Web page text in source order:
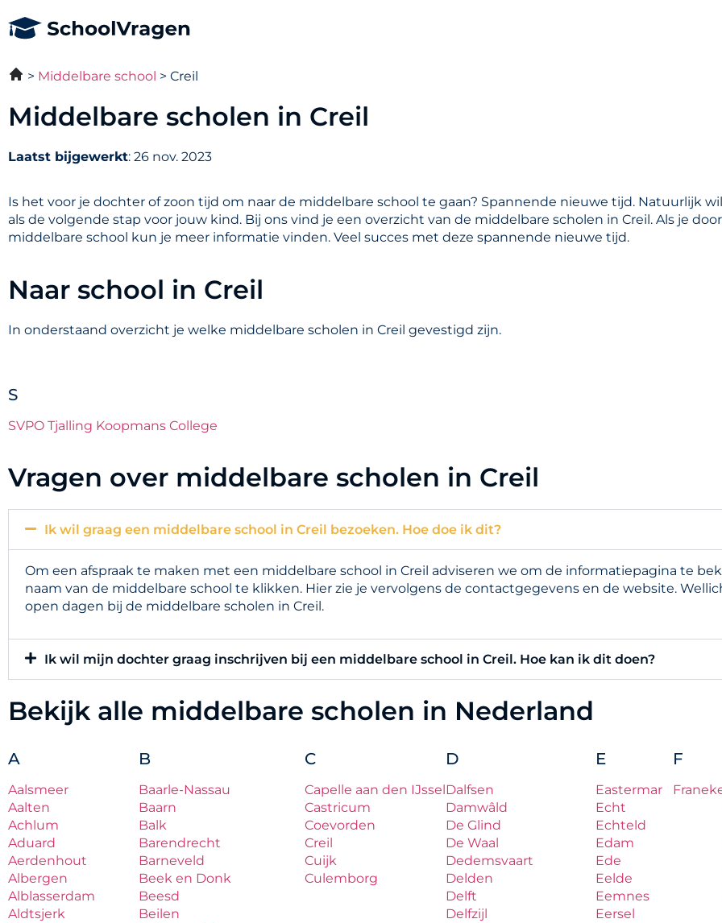
Middelbare school Creil
Middelbare scholen in Creil
Laatst bijgewerkt: 26 nov. 2023
Is het voor je dochter of zoon tijd om naar de middelbare school te gaan? Spannende nieuwe tijd. Natuurlijk
als de volgende stap voor jouw kind. Bij ons vind je een overzicht van de middelbare scholen in Creil. Als je
middelbare school kun je meer informatie vinden. Veel succes met deze spannende nieuwe tijd.
Naar school in Creil
In onderstaand overzicht je welke middelbare scholen in Creil gevestigd zijn.
S
SVPO Tjalling Koopmans College
Vragen over middelbare scholen in Creil
Ik wil graag een middelbare school in Creil bezoeken. Hoe doe ik dit?
Om een afspraak te maken met een middelbare school in Creil adviseren we om de informatiepagina te
naam van de middelbare school te klikken. Hier zie je vervolgens de contactgegevens en de website.
open dagen bij de middelbare scholen in Creil.
Ik wil mijn dochter graag inschrijven bij een middelbare school in Creil. Hoe kan ik dit doen?
Bekijk alle middelbare scholen in Nederland
A
Aalsmeer
Aalten
Achlum
Aduard
Aerdenhout
Albergen
Alblasserdam
Aldtsjerk
B
Baarle-Nassau
Baarn
Balk
Barendrecht
Barneveld
Beek en Donk
Beesd
Beilen
C
Capelle aan den IJssel
Castricum
Coevorden
Creil
Cuijk
Culemborg
D
Dalfsen
Damwâld
De Glind
De Waal
Dedemsvaart
Delden
Delft
Delfzijl
E
Eastermar
Echt
Echteld
Edam
Ede
Eelde
Eemnes
Eersel
F